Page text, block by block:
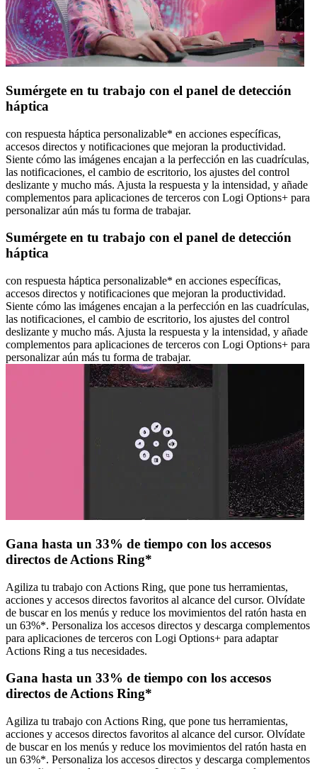
Sumérgete en tu trabajo con el panel de detección
háptica
con respuesta háptica personalizable* en acciones específicas,
accesos directos y notificaciones que mejoran la productividad.
Siente cómo las imágenes encajan a la perfección en las cuadrículas,
las notificaciones, el cambio de escritorio, los ajustes del control
deslizante y mucho más. Ajusta la respuesta y la intensidad, y añade
complementos para aplicaciones de terceros con Logi Options+ para
personalizar aún más tu forma de trabajar.
Sumérgete en tu trabajo con el panel de detección
háptica
con respuesta háptica personalizable* en acciones específicas,
accesos directos y notificaciones que mejoran la productividad.
Siente cómo las imágenes encajan a la perfección en las cuadrículas,
las notificaciones, el cambio de escritorio, los ajustes del control
deslizante y mucho más. Ajusta la respuesta y la intensidad, y añade
complementos para aplicaciones de terceros con Logi Options+ para
personalizar aún más tu forma de trabajar.
Gana hasta un 33% de tiempo con los accesos
directos de Actions Ring*
Agiliza tu trabajo con Actions Ring, que pone tus herramientas,
acciones y accesos directos favoritos al alcance del cursor. Olvídate
de buscar en los menús y reduce los movimientos del ratón hasta en
un 63%*. Personaliza los accesos directos y descarga complementos
para aplicaciones de terceros con Logi Options+ para adaptar
Actions Ring a tus necesidades.
Gana hasta un 33% de tiempo con los accesos
directos de Actions Ring*
Agiliza tu trabajo con Actions Ring, que pone tus herramientas,
acciones y accesos directos favoritos al alcance del cursor. Olvídate
de buscar en los menús y reduce los movimientos del ratón hasta en
un 63%*. Personaliza los accesos directos y descarga complementos